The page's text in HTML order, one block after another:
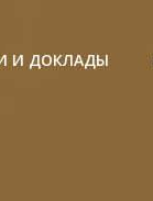
И ДОКЛАДЫ